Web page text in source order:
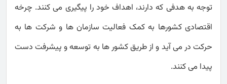
توجه به هدفی که دارند، اهداف خود را پیگیری می کنند. چرخه
اقتصادی کشورها به کمک فعالیت سازمان ها و شرکت ها به
حرکت در می آید و از طریق کشور ها به توسعه و پیشرفت دست
پیدا می کنند.